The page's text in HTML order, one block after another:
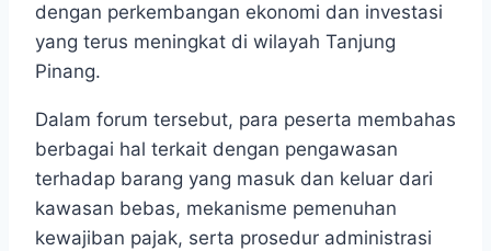
dengan perkembangan ekonomi dan investasi
yang terus meningkat di wilayah Tanjung
Pinang.
Dalam forum tersebut, para peserta membahas
berbagai hal terkait dengan pengawasan
terhadap barang yang masuk dan keluar dari
kawasan bebas, mekanisme pemenuhan
kewajiban pajak, serta prosedur administrasi